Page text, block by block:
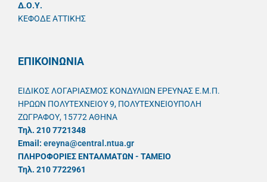
Δ.Ο.Υ.
ΚΕΦΟΔΕ ΑΤΤΙΚΗΣ
ΕΠΙΚΟΙΝΩΝΙΑ
ΕΙΔΙΚΟΣ ΛΟΓΑΡΙΑΣΜΟΣ ΚΟΝΔΥΛΙΩΝ ΕΡΕΥΝΑΣ Ε.Μ.Π.
ΗΡΩΩΝ ΠΟΛΥΤΕΧΝΕΙΟΥ 9, ΠΟΛΥΤΕΧΝΕΙΟΥΠΟΛΗ
ΖΩΓΡΑΦΟΥ, 15772 ΑΘΗΝΑ
Τηλ. 210 7721348
Email: ereyna@central.ntua.gr
ΠΛΗΡΟΦΟΡΙΕΣ ΕΝΤΑΛΜΑΤΩΝ - ΤΑΜΕΙΟ
Τηλ. 210 7722961